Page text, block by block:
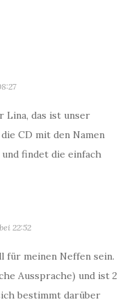
Lina, das ist unser
CD mit den Namen
findet die einfach
22:52
für meinen Neffen sein.
Aussprache) und ist 2
bestimmt darüber